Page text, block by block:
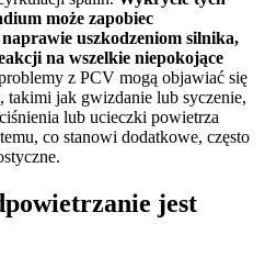
może zapobiec
uszkodzeniom silnika,
na wszelkie niepokojące
z PCV mogą objawiać się
jak gwizdanie lub syczenie,
lub ucieczki powietrza
co stanowi dodatkowe, często
jest